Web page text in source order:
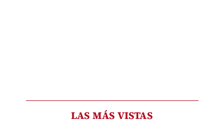
LAS MÁS VISTAS